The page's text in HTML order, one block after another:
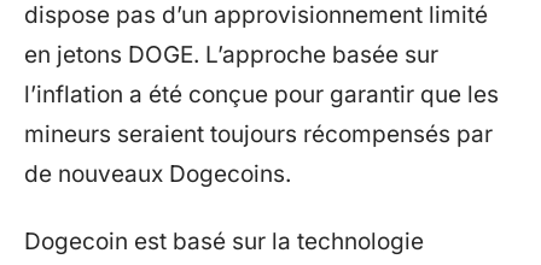
dispose pas d’un approvisionnement limité
en jetons DOGE. L’approche basée sur
l’inflation a été conçue pour garantir que les
mineurs seraient toujours récompensés par
de nouveaux Dogecoins.
Dogecoin est basé sur la technologie